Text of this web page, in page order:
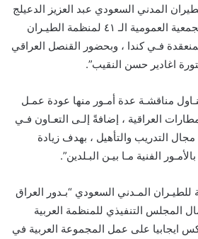
المدني السعودي عبد العزيز الدعيلج
عـلى هامش اجتماعات الجمعية العمومية الـ ٤١ لمنظمة الطيـران
فـي كندا ، وبحضور القنصل العراقي
اغادير حسن النقيب”.
مناقشـة عدة أمـور منها عودة عمـل
العراقية ، إضافةً إلـى التعـاون فـي
التدريب والتأهيل ، بهدف زيادة
الفنية مـا بيـن البـلدين”.
للطيـران المـدني السعودي “بـدور العراق
المجلس التنفيذي للمنظمة العربية
ايجابيا على عمل المجموعة العربية في